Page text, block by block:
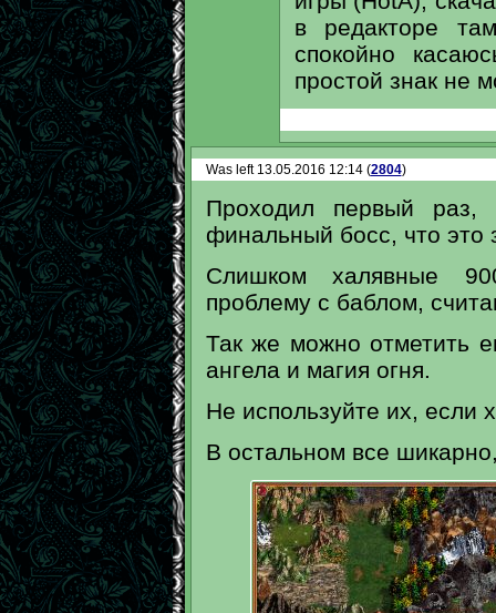
в редакторе
спокойно
простой знак не
Was left 13.05.2016 12:14 (2804)
Проходил первый раз,
финальный босс, что это
Слишком халявные
проблему с баблом,
Так же можно отметить
ангела и магия огня.
Не используйте их, если
В остальном все